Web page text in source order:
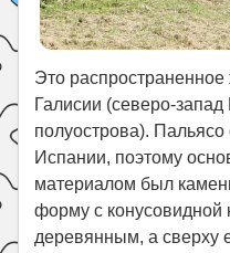
Это
Галисии (северо-
полуострова). Пальясо
Испании, поэтому
материалом был
форму с
деревянным, а сверху